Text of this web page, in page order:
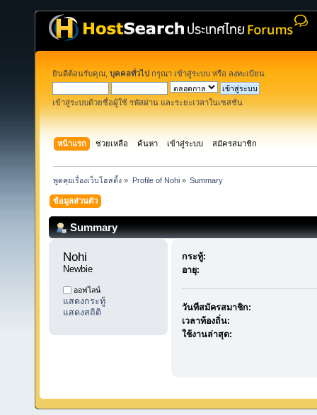
ยินดีต้อนรับคุณ, บุคคลทั่วไป กรุณา เข้าสู่ระบบ หรือ ลงทะเบียน
เข้าสู่ระบบด้วยชื่อผู้ใช้ รหัสผ่าน และระยะเวลาในเซสชั่น
หน้าแรก ช่วยเหลือ ค้นหา เข้าสู่ระบบ สมัครสมาชิก
พูดคุยเรื่องเว็บโฮสติ้ง » Profile of Nohi» Summary
ข้อมูลส่วนตัว
Summary
Nohi
Newbie
ออฟไลน์
แสดงกระทู้
แสดงสถิติ
กระทู้:
อายุ:
วันที่สมัครสมาชิก:
เวลาท้องถิ่น:
ใช้งานล่าสุด: